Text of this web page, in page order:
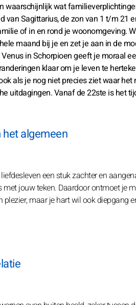
waarschijnlijk wat
van Sagittarius, de zon van 1 t/m 21
of in en rond je woonomgeving.
maand bij je en zet je aan in de
in Schorpioen geeft je moraal
klaar om je leven te
als je nog niet precies ziet waar
uitdagingen. Vanaf de 22ste is het
algemeen
een stuk zachter en
jouw teken. Daardoor ontmoet je
plezier, maar je hart wil ook